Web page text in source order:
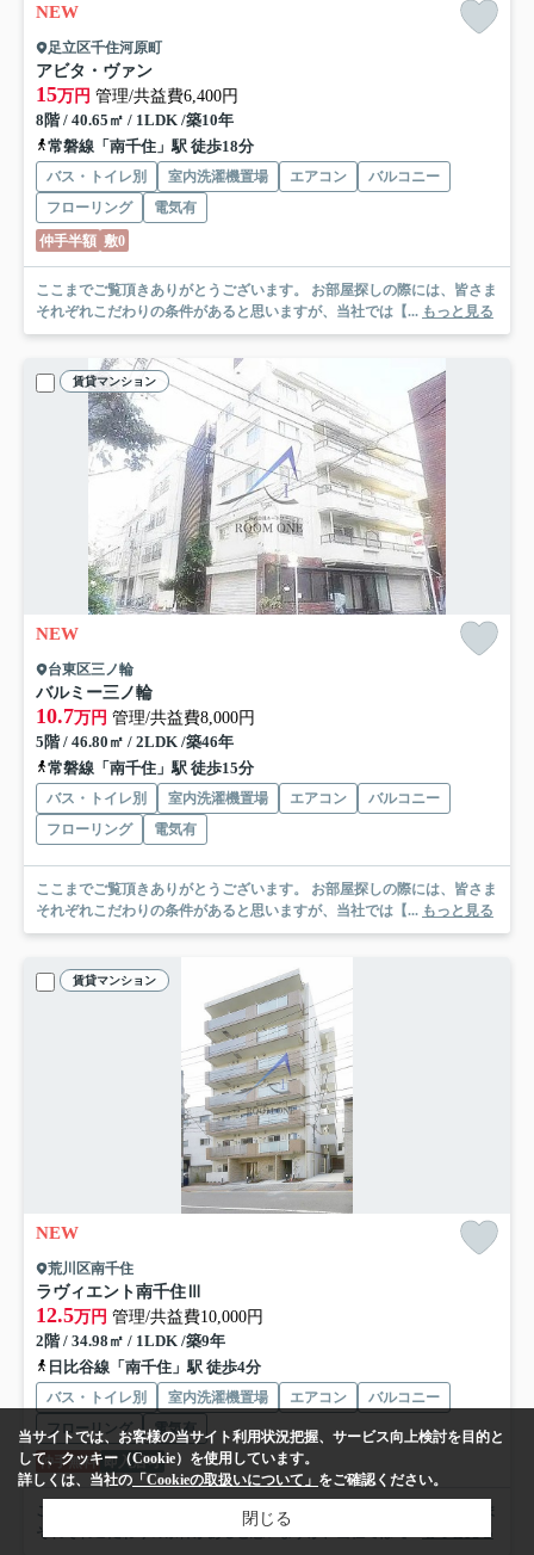
NEW
足立区千住河原町
アビタ・ヴァン
15万円 管理/共益費6,400円
8階 / 40.65㎡ / 1LDK /築10年
常磐線「南千住」駅 徒歩18分
バス・トイレ別 室内洗濯機置場 エアコン
バルコニー
フローリング
電気有
仲手半額 敷0
ここまでご覧頂きありがとうございます。 お部屋探しの際には、皆さま
それぞれこだわりの条件があると思いますが、当社では【... もっと見る
賃貸マンション
NEW
台東区三ノ輪
バルミー三ノ輪
10.7万円 管理/共益費8,000円
5階 / 46.80㎡ / 2LDK /築46年
常磐線「南千住」駅 徒歩15分
バス・トイレ別 室内洗濯機置場 エアコン
バルコニー
フローリング
電気有
ここまでご覧頂きありがとうございます。 お部屋探しの際には、皆さま
それぞれこだわりの条件があると思いますが、当社では【... もっと見る
賃貸マンション
NEW
荒川区南千住
ラヴィエント南千住Ⅲ
12.5万円 管理/共益費10,000円
2階 / 34.98㎡ / 1LDK /築9年
日比谷線「南千住」駅 徒歩4分
バス・トイレ別 室内洗濯機置場 エアコン
バルコニー
フローリング
電気有
仲手無料 即入居可
ここまでご覧頂きありがとうございます。 お部屋探しの際には、皆さま
それぞれこだわりの条件があると思いますが、当社では【...
当サイトでは、お客様の当サイト利用状況把握、サービス向上検討を目的と
して、クッキー（Cookie）を使用しています。
詳しくは、当社の 「Cookieの取扱いについて」 をご確認ください。
閉じる